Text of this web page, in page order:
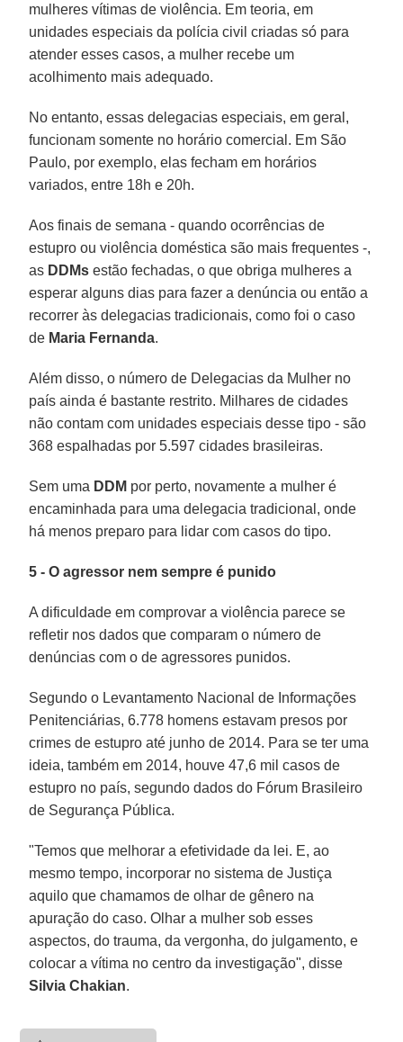
mulheres vítimas de violência. Em teoria, em
unidades especiais da polícia civil criadas só para
atender esses casos, a mulher recebe um
acolhimento mais adequado.
No entanto, essas delegacias especiais, em geral,
funcionam somente no horário comercial. Em São
Paulo, por exemplo, elas fecham em horários
variados, entre 18h e 20h.
Aos finais de semana - quando ocorrências de
estupro ou violência doméstica são mais frequentes -,
as DDMs estão fechadas, o que obriga mulheres a
esperar alguns dias para fazer a denúncia ou então a
recorrer às delegacias tradicionais, como foi o caso
de Maria Fernanda.
Além disso, o número de Delegacias da Mulher no
país ainda é bastante restrito. Milhares de cidades
não contam com unidades especiais desse tipo - são
368 espalhadas por 5.597 cidades brasileiras.
Sem uma DDM por perto, novamente a mulher é
encaminhada para uma delegacia tradicional, onde
há menos preparo para lidar com casos do tipo.
5 - O agressor nem sempre é punido
A dificuldade em comprovar a violência parece se
refletir nos dados que comparam o número de
denúncias com o de agressores punidos.
Segundo o Levantamento Nacional de Informações
Penitenciárias, 6.778 homens estavam presos por
crimes de estupro até junho de 2014. Para se ter uma
ideia, também em 2014, houve 47,6 mil casos de
estupro no país, segundo dados do Fórum Brasileiro
de Segurança Pública.
"Temos que melhorar a efetividade da lei. E, ao
mesmo tempo, incorporar no sistema de Justiça
aquilo que chamamos de olhar de gênero na
apuração do caso. Olhar a mulher sob esses
aspectos, do trauma, da vergonha, do julgamento, e
colocar a vítima no centro da investigação", disse
Silvia Chakian.